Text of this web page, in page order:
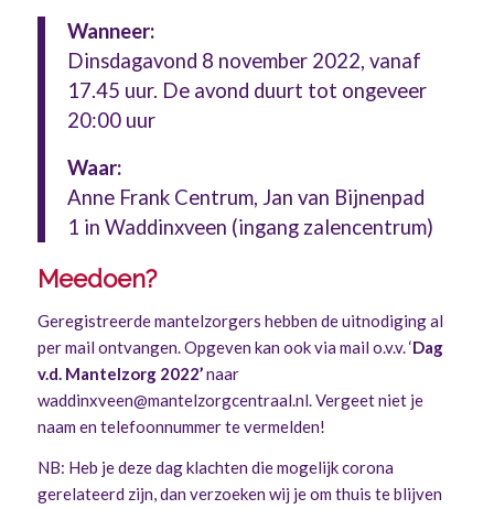
Wanneer:
Dinsdagavond 8 november 2022, vanaf
17.45 uur. De avond duurt tot ongeveer
20:00 uur
Waar:
Anne Frank Centrum, Jan van Bijnenpad
1 in Waddinxveen (ingang zalencentrum)
Meedoen?
Geregistreerde mantelzorgers hebben de uitnodiging al
per mail ontvangen. Opgeven kan ook via mail o.v.v. ‘Dag
v.d. Mantelzorg 2022’naar
waddinxveen@mantelzorgcentraal.nl. Vergeet niet je
naam en telefoonnummer te vermelden!
NB: Heb je deze dag klachten die mogelijk corona
gerelateerd zijn, dan verzoeken wij je om thuis te blijven